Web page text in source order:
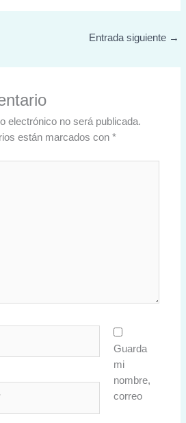
Entrada siguiente →
electrónico no será publicada.
están marcados con*
Guarda
mi
nombre,
correo